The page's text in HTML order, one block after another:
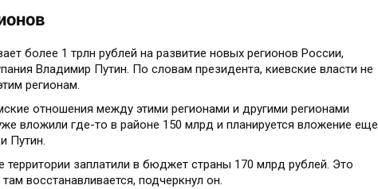
более 1 трлн рублей на развитие новых регионов России,
Владимир Путин. По словам президента, киевские власти не
регионам.
отношения между этими регионами и другими регионами
вложили где-то в районе 150 млрд и планируется вложение еще
Путин.
территории заплатили в бюджет страны 170 млрд рублей. Это
восстанавливается, подчеркнул он.